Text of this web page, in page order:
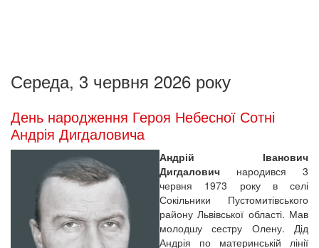
Середа, 3 червня 2026 року
День народження Героя Небесної Сотні
Андрія Дигдаловича
Андрій Іванович
Дигдалович народився 3
червня 1973 року в селі
Сокільники Пустомитівського
району Львівської області. Мав
молодшу сестру Олену. Дід
Андрія по материнській лінії